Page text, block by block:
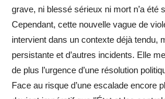
grave, ni blessé sérieux ni mort n’a été
Cependant, cette nouvelle vague de
intervient dans un contexte déjà tendu,
persistante et d’autres incidents. Elle
de plus l’urgence d’une résolution
Face au risque d’une escalade encore